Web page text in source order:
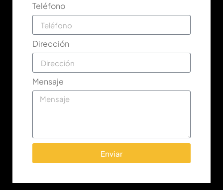
Teléfono
Dirección
Mensaje
Enviar